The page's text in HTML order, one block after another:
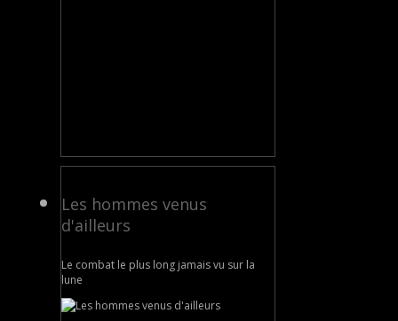
Les hommes venus
d'ailleurs
Le combat le plus long jamais vu sur la
lune